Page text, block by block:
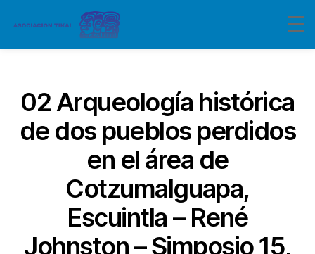
02 Arqueología histórica
de dos pueblos perdidos
en el área de
Cotzumalguapa,
Escuintla – René
Johnston – Simposio 15,